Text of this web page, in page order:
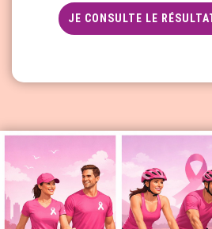
JE CONSULTE LE